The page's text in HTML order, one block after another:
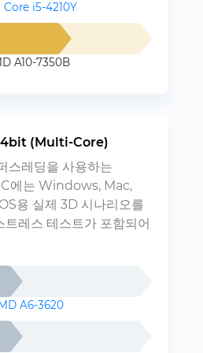
Core i5-4210Y
A10-7350B
(Multi-Core)
스레딩을 사용하는
에는 Windows, Mac,
용 실제 3D 시나리오를
트레스 테스트가 포함되어
A6-3620